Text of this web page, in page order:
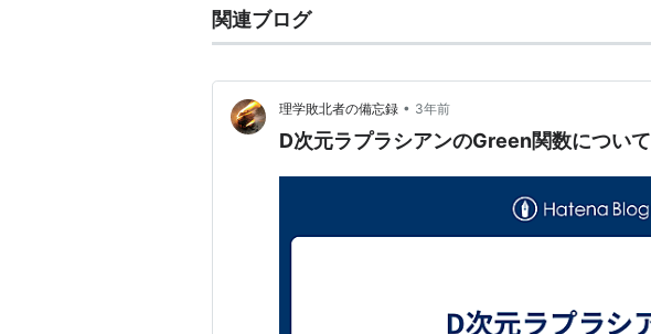
関連ブログ
理学敗北者の備忘録 • 3年前
D次元ラプラシアンのGreen関数について